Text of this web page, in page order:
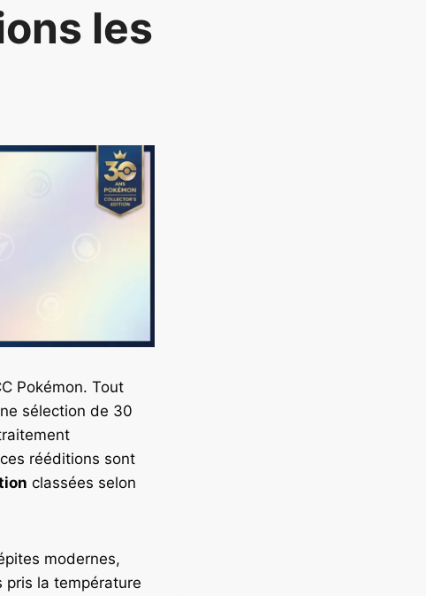
les
Pokémon. Tout
sélection de 30
rééditions sont
classées selon
modernes,
pris la température